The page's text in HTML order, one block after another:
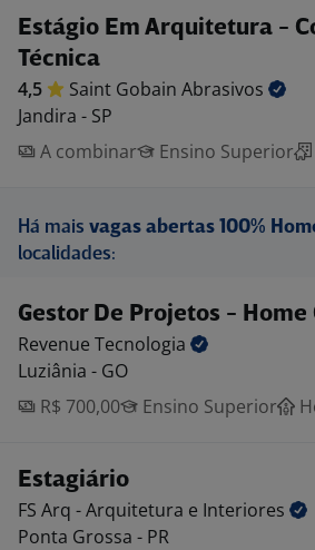
Estágio Em Arquitetura -
Técnica
4,5 Saint Gobain Abrasivos
Jandira - SP
A combinar
Ensino Superior
Há mais vagas abertas 100%
localidades:
Gestor De Projetos - Home
Revenue Tecnologia
Luziânia - GO
R$ 700,00
Ensino Superior
Estagiário
FS Arq - Arquitetura e Interiores
Ponta Grossa - PR